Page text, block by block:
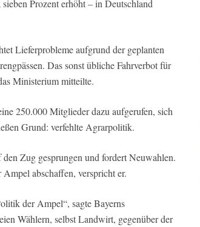
Prozent erhöht – in Deutschland
Lieferprobleme aufgrund der geplanten
Das sonst übliche Fahrverbot für
Ministerium mitteilte.
250.000 Mitglieder dazu aufgerufen, sich
Grund: verfehlte Agrarpolitik.
Zug gesprungen und fordert Neuwahlen.
abschaffen, verspricht er.
der Ampel“, sagte Bayerns
Wählern, selbst Landwirt, gegenüber der